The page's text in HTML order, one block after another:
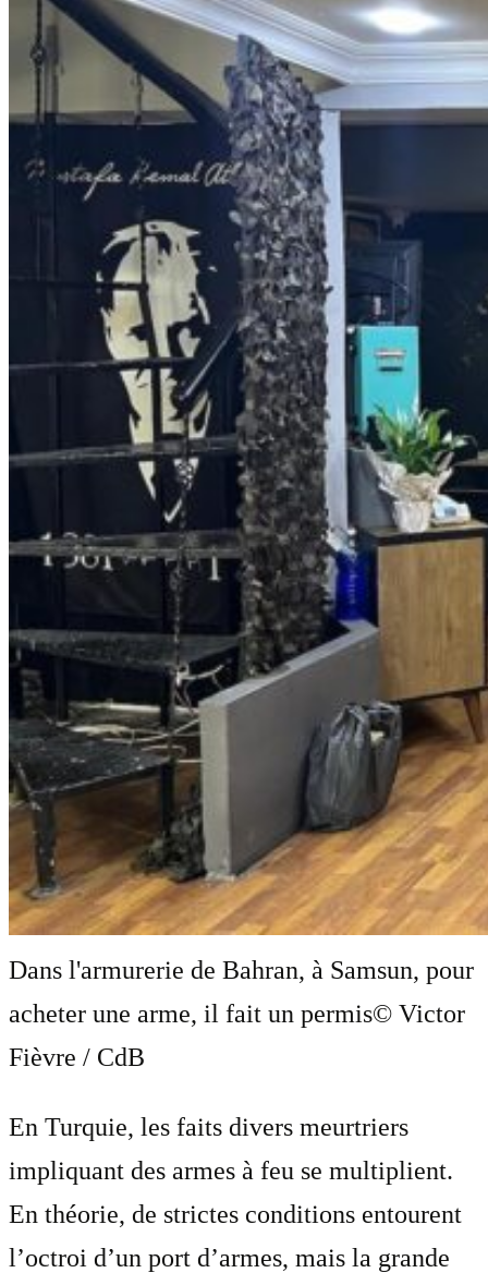
Dans l'armurerie de Bahran, à Samsun, pour
acheter une arme, il fait un permis© Victor
Fièvre / CdB
En Turquie, les faits divers meurtriers
impliquant des armes à feu se multiplient.
En théorie, de strictes conditions entourent
l’octroi d’un port d’armes, mais la grande